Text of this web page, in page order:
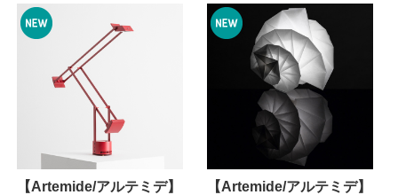
【Artemide/アルテミデ】
【Artemide/アルテミデ】